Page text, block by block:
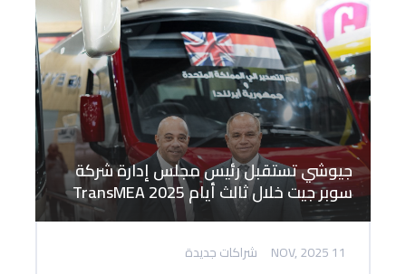
جيوشي تستقبل رئيس مجلس إدارة شركة
سوبر جيت خلال ثالث أيام TransMEA 2025
11 NOV, 2025 شراكات جديدة